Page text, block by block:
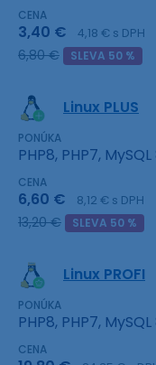
CENA
3,40 € 4,18 € s DPH
6,80 € SLEVA 50 %
Linux PLUS
PONÚKA
PHP8, PHP7,
CENA
6,60 € 8,12 € s DPH
13,20 € SLEVA 50 %
Linux PROFI
PONÚKA
PHP8, PHP7,
CENA